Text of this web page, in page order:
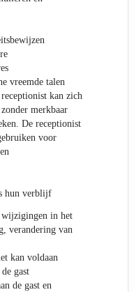
vreemde talen
kan zich
merkbaar
De receptionist
voor
hun verblijf
in het
verandering van
kan voldaan
gast
de gast en